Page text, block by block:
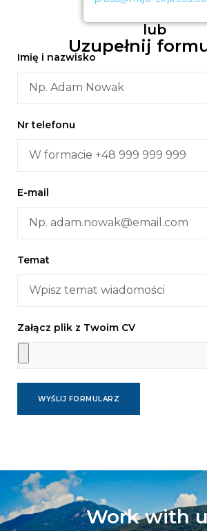
lub
Uzupełnij
Imię i nazwisko
Nr telefonu
E-mail
Temat
Załącz plik z Twoim CV
WYŚLIJ FORMULARZ
Work with